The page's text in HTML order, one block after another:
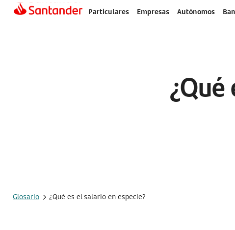
Particulares Empresas Autónomos
Glosario ¿Qué es el salario en especie?